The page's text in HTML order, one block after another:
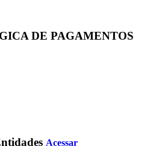
DE PAGAMENTOS
Acessar